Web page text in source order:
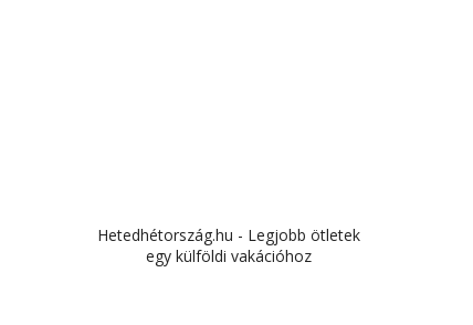
Hetedhétország.hu - Legjobb ötletek
egy külföldi vakációhoz